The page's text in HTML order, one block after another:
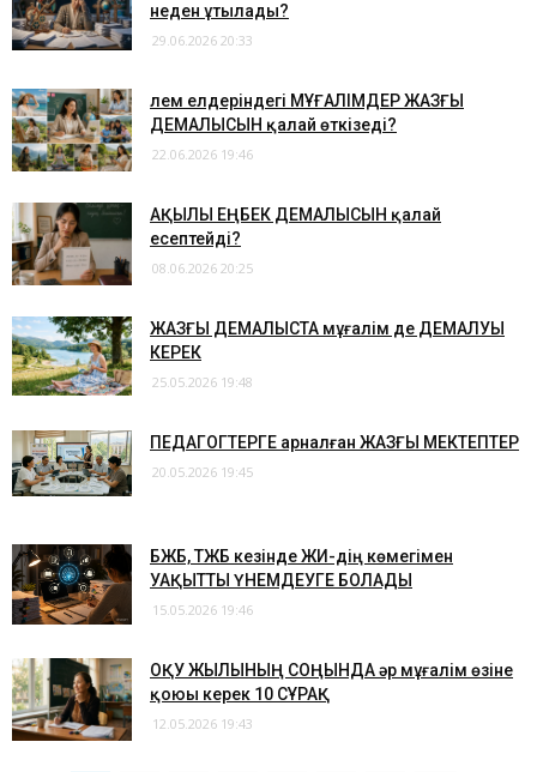
неден ұтылады?
29.06.2026 20:33
​Әлем елдеріндегі МҰҒАЛІМДЕР ЖАЗҒЫ
ДЕМАЛЫСЫН қалай өткізеді?
22.06.2026 19:46
​АҚЫЛЫ ЕҢБЕК ДЕМАЛЫСЫН қалай
есептейді?
08.06.2026 20:25
ЖАЗҒЫ ДЕМАЛЫСТА мұғалім де ДЕМАЛУЫ
КЕРЕК
25.05.2026 19:48
ПЕДАГОГТЕРГЕ арналған ЖАЗҒЫ МЕКТЕПТЕР
20.05.2026 19:45
БЖБ, ТЖБ кезінде ЖИ-дің көмегімен
УАҚЫТТЫ ҮНЕМДЕУГЕ БОЛАДЫ
15.05.2026 19:46
ОҚУ ЖЫЛЫНЫҢ СОҢЫНДА әр мұғалім өзіне
қоюы керек 10 СҰРАҚ
12.05.2026 19:43